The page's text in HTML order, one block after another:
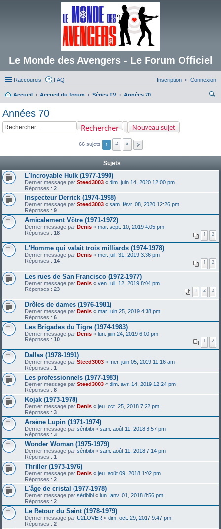
Le Monde des Avengers - Le Forum Officiel
Raccourcis FAQ Connexion
Inscription
Accueil Accueil du forum Séries TV
Années 70
Années 70
Nouveau sujet
Rechercher
66 sujets 1 2 3
Sujets
L'Incroyable Hulk (1977-1990)
Dernier message par Steed3003 « dim. juin 14, 2020 12:00 pm
Réponses : 2
Inspecteur Derrick (1974-1998)
Dernier message par Steed3003 « sam. févr. 08, 2020 12:26 pm
Réponses : 9
Amicalement Vôtre (1971-1972)
Dernier message par Denis « mar. sept. 10, 2019 4:05 pm
Réponses : 18 1 2
L'Homme qui valait trois milliards (1974-1978)
Dernier message par Denis « mer. juil. 31, 2019 3:36 pm
Réponses : 14 1 2
Les rues de San Francisco (1972-1977)
Dernier message par Denis « ven. juil. 12, 2019 8:04 pm
Réponses : 23 1 2 3
Drôles de dames (1976-1981)
Dernier message par Denis « mar. juin 25, 2019 4:38 pm
Réponses : 6
Les Brigades du Tigre (1974-1983)
Dernier message par Denis « lun. juin 24, 2019 6:00 pm
Réponses : 10 1 2
Dallas (1978-1991)
Dernier message par Steed3003 « mer. juin 05, 2019 11:16 am
Réponses : 1
Les professionnels (1977-1983)
Dernier message par Steed3003 « dim. avr. 14, 2019 12:24 pm
Réponses : 8
Kojak (1973-1978)
Dernier message par Denis « jeu. oct. 25, 2018 7:22 pm
Réponses : 3
Arsène Lupin (1971-1974)
Dernier message par séribibi « sam. août 11, 2018 8:57 pm
Réponses : 3
Wonder Woman (1975-1979)
Dernier message par séribibi « sam. août 11, 2018 7:14 pm
Réponses : 1
Thriller (1973-1976)
Dernier message par Denis « jeu. août 09, 2018 1:02 pm
Réponses : 2
L'âge de cristal (1977-1978)
Dernier message par séribibi « lun. janv. 01, 2018 8:56 pm
Réponses : 2
Le Retour du Saint (1978-1979)
Dernier message par U2LOVER « dim. oct. 29, 2017 9:47 pm
Réponses : 2